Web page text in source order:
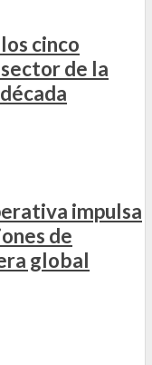
cinco
de la
impulsa
de
global